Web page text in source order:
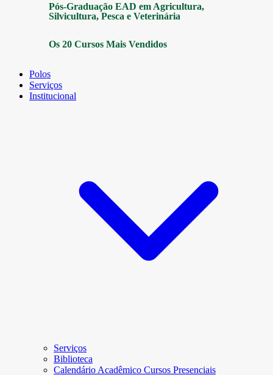
Pós-Graduação EAD em Agricultura,
Silvicultura, Pesca e Veterinária
Os 20 Cursos Mais Vendidos
Polos
Serviços
Institucional
Serviços
Biblioteca
Calendário Acadêmico Cursos Presenciais